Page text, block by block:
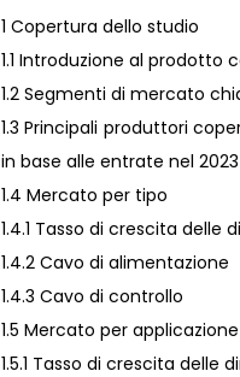
1 Copertura dello studio
1.1 Introduzione al prodotto
1.2 Segmenti di mercato
1.3 Principali produttori
in base alle entrate nel 2023
1.4 Mercato per tipo
1.4.1 Tasso di crescita
1.4.2 Cavo di alimentazione
1.4.3 Cavo di controllo
1.5 Mercato per applicazione
1.5.1 Tasso di crescita